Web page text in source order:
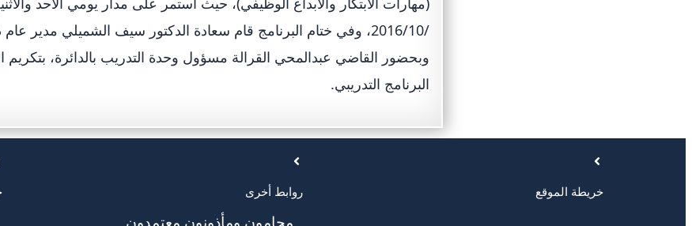
/2016/10، وفي ختام البرنامج قام سعادة الدكتور سيف الشميلي مدير
وبحضور القاضي عبدالمحي القرالة مسؤول وحدة التدريب بالدائرة،
البرنامج التدريبي.
روابط أخرى خريطة الموقع